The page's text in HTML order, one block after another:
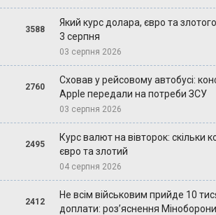
3588
Який курс долара, євро та
3 серпня
03 серпня 2026
2760
Сховав у рейсовому автобусі:
Apple передали на потреби ЗСУ
03 серпня 2026
2495
Курс валют на вівторок: скільки
євро та злотий
04 серпня 2026
2412
Не всім військовим прийде 10
доплати: роз’яснення Міноборони